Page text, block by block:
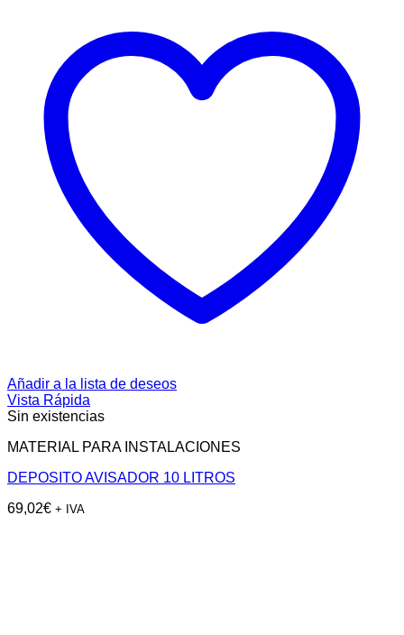
Añadir a la lista de deseos
Vista Rápida
Sin existencias
MATERIAL PARA INSTALACIONES
DEPOSITO AVISADOR 10 LITROS
69,02€ + IVA